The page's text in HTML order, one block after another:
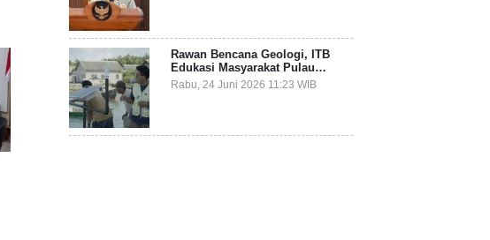
Rawan Bencana Geologi, ITB
Edukasi Masyarakat Pulau
Terluar Kepulauan Selayar
Terkait Mitigasi Berbasis
Rabu, 24 Juni 2026 11:23 WIB